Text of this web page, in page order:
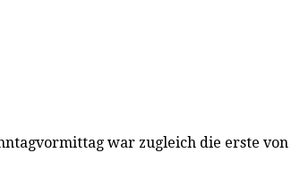
war zugleich die erste